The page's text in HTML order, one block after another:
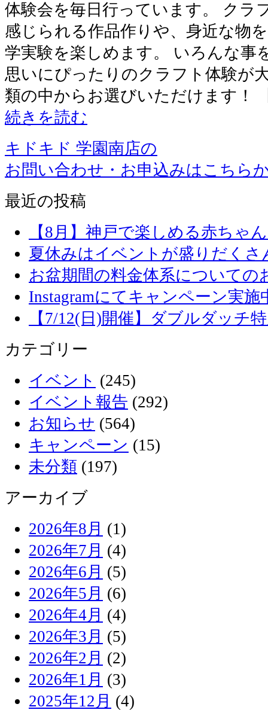
体験会を毎日行っています。 クラ
感じられる作品作りや、身近な物
学実験を楽しめます。 いろんな事
思いにぴったりのクラフト体験が
類の中からお選びいただけます！
続きを読む
キドキド 学園南店の
お問い合わせ・お申込みはこちら
最近の投稿
【8月】神戸で楽しめる赤ちゃ
夏休みはイベントが盛りだくさ
お盆期間の料金体系についての
Instagramにてキャンペーン実施
【7/12(日)開催】ダブルダッチ
カテゴリー
イベント (245)
イベント報告 (292)
お知らせ (564)
キャンペーン (15)
未分類 (197)
アーカイブ
2026年8月 (1)
2026年7月 (4)
2026年6月 (5)
2026年5月 (6)
2026年4月 (4)
2026年3月 (5)
2026年2月 (2)
2026年1月 (3)
2025年12月 (4)